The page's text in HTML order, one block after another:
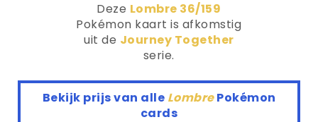
Deze Lombre 36/159
Pokémon kaart is afkomstig
uit de Journey Together
serie.
Bekijk prijs van alle LombrePokémon
cards